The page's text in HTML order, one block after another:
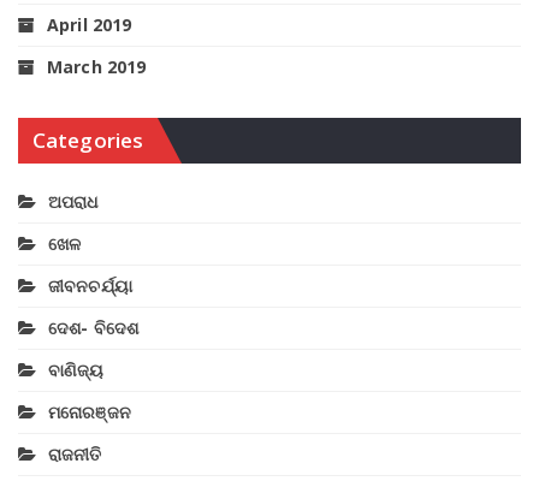
April 2019
March 2019
Categories
ଅପରାଧ
ଖେଳ
ଜୀବନଚର୍ଯ୍ୟା
ଦେଶ- ବିଦେଶ
ବାଣିଜ୍ୟ
ମନୋରଞ୍ଜନ
ରାଜନୀତି